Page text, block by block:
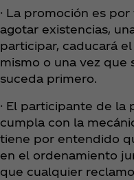
· La promoción es
agotar existencias,
participar, caducará
mismo o una vez que
suceda primero.
· El participante de
cumpla con la
tiene por entendido
en el ordenamiento
que cualquier